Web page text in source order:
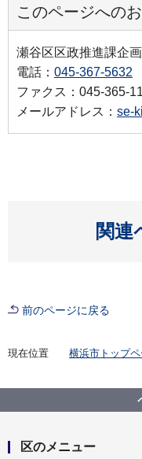
このページへの
瀬谷区区政推進課企
電話： 045-367-5632
ファクス：045-365-
メールアドレス： se-
関連
前のページに戻る
現在位置 横浜市トップペ
「スポＧＯＭ
区のメニュー